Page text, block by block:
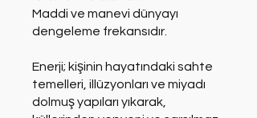
Maddi ve manevi dünyayı
dengeleme frekansıdır.
Enerji; kişinin hayatındaki sahte
temelleri, illüzyonları ve miyadı
dolmuş yapıları yıkarak,